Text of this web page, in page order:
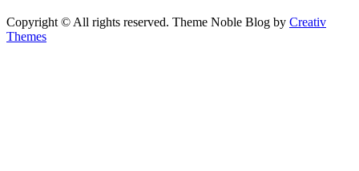
Copyright © All rights reserved. Theme Noble Blog by Creativ
Themes